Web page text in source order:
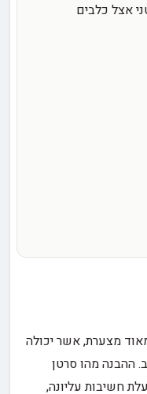
אצל כלבים
מצערת, אשר יכולה
ההבנה מהו סרטן
חשיבות עליונה,